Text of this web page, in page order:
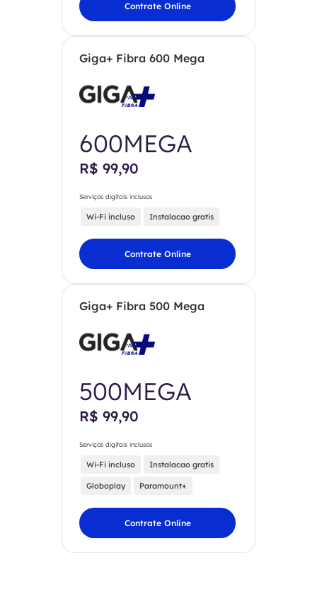
Contrate Online
Giga+ Fibra 600 Mega
600MEGA
R$ 99,90
Serviços digitais inclusos
Wi-Fi incluso Instalacao gratis
Contrate Online
Giga+ Fibra 500 Mega
500MEGA
R$ 99,90
Serviços digitais inclusos
Wi-Fi incluso Instalacao gratis
Globoplay Paramount+
Contrate Online